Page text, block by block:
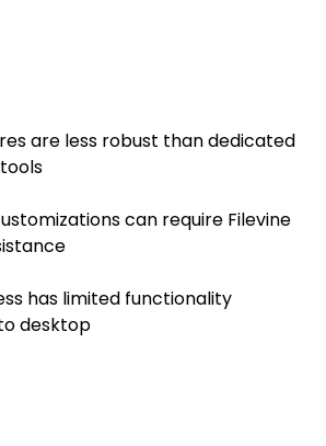
are less robust than dedicated
can require Filevine
has limited functionality
desktop